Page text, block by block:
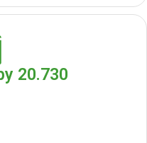
20.730